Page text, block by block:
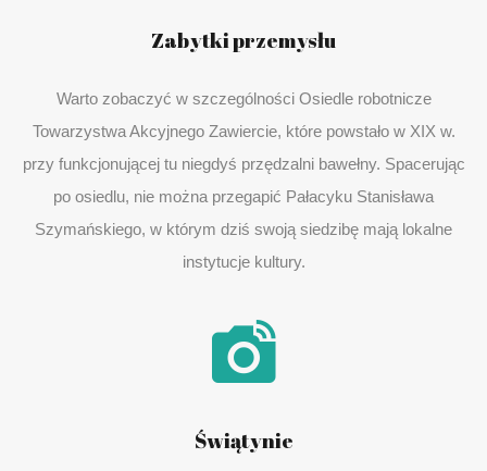
Zabytki przemysłu
Warto zobaczyć w szczególności Osiedle robotnicze
Towarzystwa Akcyjnego Zawiercie, które powstało w XIX w.
przy funkcjonującej tu niegdyś przędzalni bawełny. Spacerując
po osiedlu, nie można przegapić Pałacyku Stanisława
Szymańskiego, w którym dziś swoją siedzibę mają lokalne
instytucje kultury.
Świątynie